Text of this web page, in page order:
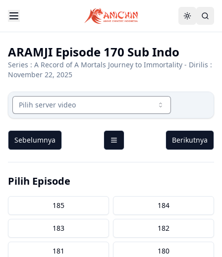
ARAMJI Episode 170 Sub Indo
Series : A Record of A Mortals Journey to Immortality - Dirilis :
November 22, 2025
Pilih server video
Sebelumnya Berikutnya
Pilih Episode
185 184
183 182
181 180